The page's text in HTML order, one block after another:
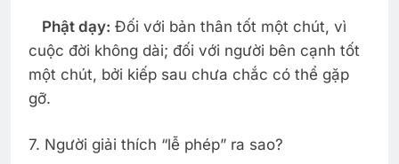
Phật dạy: Đối với bản thân tốt một chút, vì
cuộc đời không dài; đối với người bên cạnh tốt
một chút, bởi kiếp sau chưa chắc có thể gặp
gỡ.
7. Người giải thích “lễ phép” ra sao?